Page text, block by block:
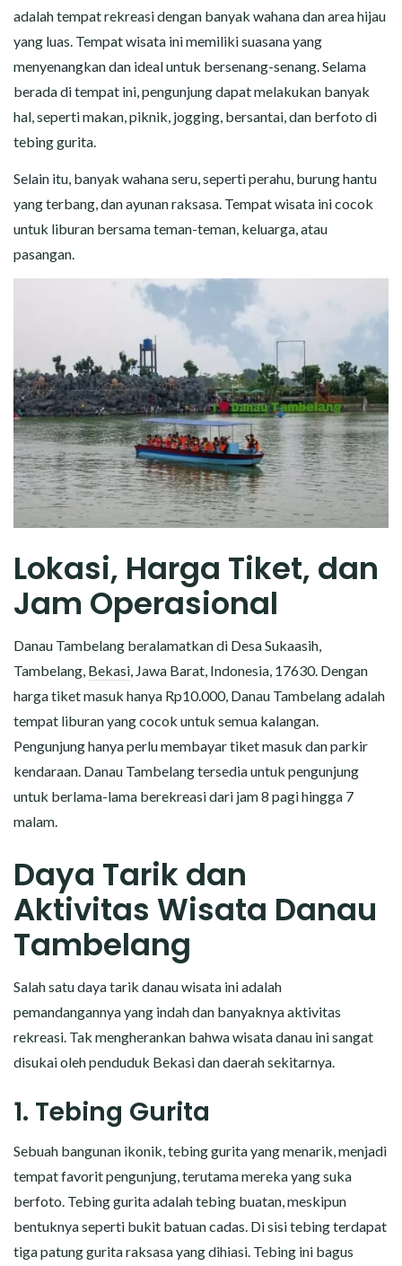
adalah tempat rekreasi dengan banyak wahana dan area hijau
yang luas. Tempat wisata ini memiliki suasana yang
menyenangkan dan ideal untuk bersenang-senang. Selama
berada di tempat ini, pengunjung dapat melakukan banyak
hal, seperti makan, piknik, jogging, bersantai, dan berfoto di
tebing gurita.
Selain itu, banyak wahana seru, seperti perahu, burung hantu
yang terbang, dan ayunan raksasa. Tempat wisata ini cocok
untuk liburan bersama teman-teman, keluarga, atau
pasangan.
Lokasi, Harga Tiket, dan
Jam Operasional
Danau Tambelang beralamatkan di Desa Sukaasih,
Tambelang, Bekasi , Jawa Barat, Indonesia, 17630. Dengan
harga tiket masuk hanya Rp10.000, Danau Tambelang adalah
tempat liburan yang cocok untuk semua kalangan.
Pengunjung hanya perlu membayar tiket masuk dan parkir
kendaraan. Danau Tambelang tersedia untuk pengunjung
untuk berlama-lama berekreasi dari jam 8 pagi hingga 7
malam.
Daya Tarik dan
Aktivitas Wisata Danau
Tambelang
Salah satu daya tarik danau wisata ini adalah
pemandangannya yang indah dan banyaknya aktivitas
rekreasi. Tak mengherankan bahwa wisata danau ini sangat
disukai oleh penduduk Bekasi dan daerah sekitarnya.
1. Tebing Gurita
Sebuah bangunan ikonik, tebing gurita yang menarik, menjadi
tempat favorit pengunjung, terutama mereka yang suka
berfoto. Tebing gurita adalah tebing buatan, meskipun
bentuknya seperti bukit batuan cadas. Di sisi tebing terdapat
tiga patung gurita raksasa yang dihiasi. Tebing ini bagus